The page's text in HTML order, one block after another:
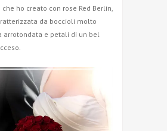
che ho creato con rose Red Berlin,
da boccioli molto
arrotondata e petali di un bel